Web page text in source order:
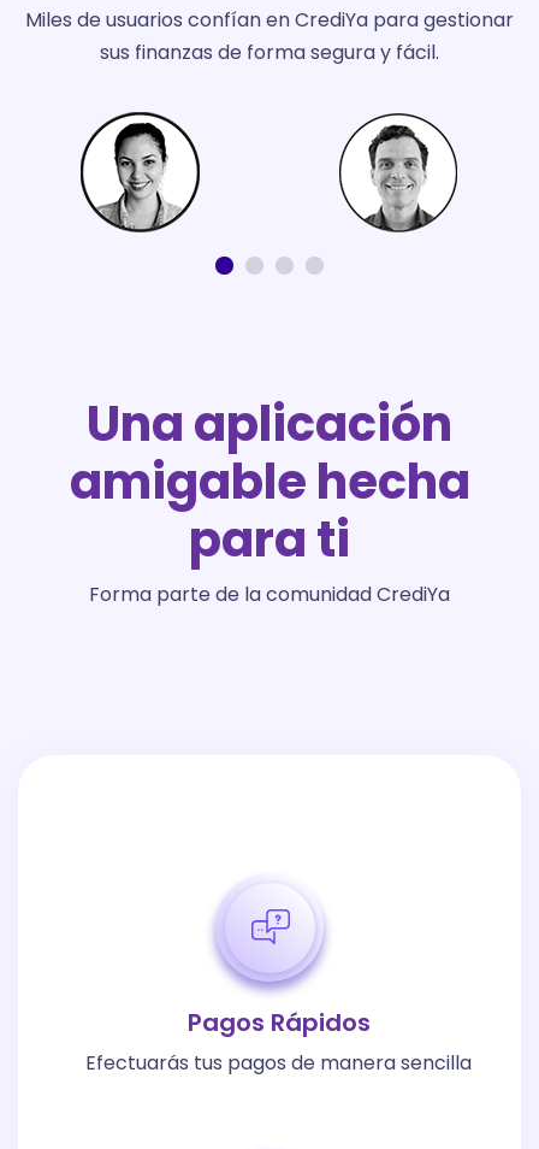
Miles de usuarios confían en CrediYa para gestionar
sus finanzas de forma segura y fácil.
Una aplicación
amigable hecha
para ti
Forma parte de la comunidad CrediYa
Pagos Rápidos
Efectuarás tus pagos de manera sencilla